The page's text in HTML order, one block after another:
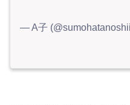
— A子